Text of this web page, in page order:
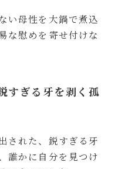
い母性を大鍋で煮込
な慰めを寄せ付けな
すぎる牙を剥く孤
された、鋭すぎる牙
誰かに自分を見つけ